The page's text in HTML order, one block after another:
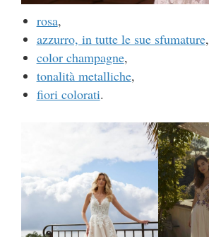
rosa,
azzurro, in tutte le sue sfumature,
color champagne,
tonalità metalliche,
fiori colorati.